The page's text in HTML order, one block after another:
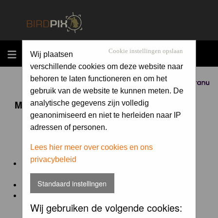
MENU
Sponsored by
Cookie instellingen opslaan
Wij plaatsen
verschillende cookies om deze website naar
behoren te laten functioneren en om het
gebruik van de website te kunnen meten. De
analytische gegevens zijn volledig
geanonimiseerd en niet te herleiden naar IP
adressen of personen.
Lees hier meer over cookies en ons
privacybeleid
Standaard instellingen
Wij gebruiken de volgende cookies:
Maandopdracht 'lentekriebels'
De maandopdracht van Birdpix is een competitie voor
en door de Birdpix fotografen community:
Het onderwerp van de opdracht wordt bepaald door de
winnaar van de laatste maandopdracht
De community nomineert de winnaar.
Geregistreerde gebruikers van Birdpix kunnen onder
deze voorwaardendeelnemen.